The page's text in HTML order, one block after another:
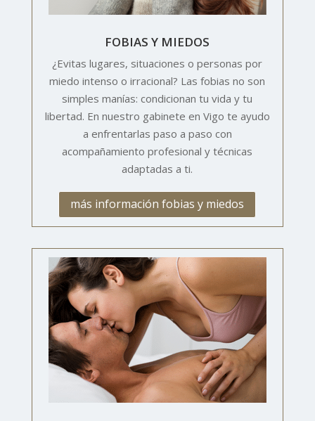
FOBIAS Y MIEDOS
¿Evitas lugares, situaciones o personas por
miedo intenso o irracional? Las fobias no son
simples manías: condicionan tu vida y tu
libertad. En nuestro gabinete en Vigo te ayudo
a enfrentarlas paso a paso con
acompañamiento profesional y técnicas
adaptadas a ti.
más información fobias y miedos